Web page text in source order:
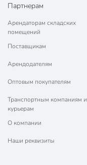
Партнерам
Арендаторам складских
помещений
Поставщикам
Арендодателям
Оптовым покупателям
Транспортным компаниям и
курьерам
О компании
Наши реквизиты